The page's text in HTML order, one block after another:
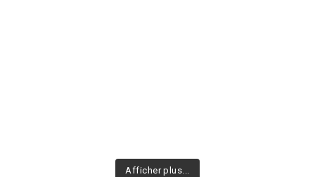
Afficher plus...